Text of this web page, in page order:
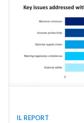
IL REPORT